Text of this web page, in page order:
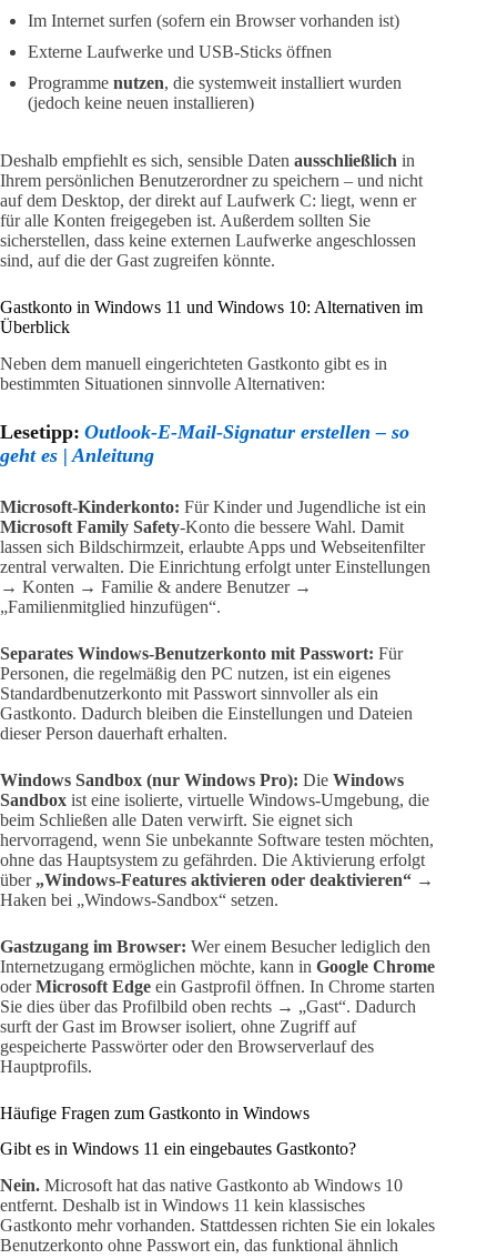
Im Internet surfen (sofern ein Browser vorhanden ist)
Externe Laufwerke und USB-Sticks öffnen
Programme nutzen, die systemweit installiert wurden
(jedoch keine neuen installieren)
Deshalb empfiehlt es sich, sensible Daten ausschließlich in
Ihrem persönlichen Benutzerordner zu speichern – und nicht
auf dem Desktop, der direkt auf Laufwerk C: liegt, wenn er
für alle Konten freigegeben ist. Außerdem sollten Sie
sicherstellen, dass keine externen Laufwerke angeschlossen
sind, auf die der Gast zugreifen könnte.
Gastkonto in Windows 11 und Windows 10: Alternativen im
Überblick
Neben dem manuell eingerichteten Gastkonto gibt es in
bestimmten Situationen sinnvolle Alternativen:
Lesetipp: Outlook-E-Mail-Signatur erstellen – so
geht es | Anleitung
Microsoft-Kinderkonto: Für Kinder und Jugendliche ist ein
Microsoft Family Safety-Konto die bessere Wahl. Damit
lassen sich Bildschirmzeit, erlaubte Apps und Webseitenfilter
zentral verwalten. Die Einrichtung erfolgt unter Einstellungen
→ Konten → Familie & andere Benutzer →
„Familienmitglied hinzufügen“.
Separates Windows-Benutzerkonto mit Passwort: Für
Personen, die regelmäßig den PC nutzen, ist ein eigenes
Standardbenutzerkonto mit Passwort sinnvoller als ein
Gastkonto. Dadurch bleiben die Einstellungen und Dateien
dieser Person dauerhaft erhalten.
Windows Sandbox (nur Windows Pro): Die Windows
Sandbox ist eine isolierte, virtuelle Windows-Umgebung, die
beim Schließen alle Daten verwirft. Sie eignet sich
hervorragend, wenn Sie unbekannte Software testen möchten,
ohne das Hauptsystem zu gefährden. Die Aktivierung erfolgt
über „Windows-Features aktivieren oder deaktivieren“ →
Haken bei „Windows-Sandbox“ setzen.
Gastzugang im Browser: Wer einem Besucher lediglich den
Internetzugang ermöglichen möchte, kann in Google Chrome
oderMicrosoft Edge ein Gastprofil öffnen. In Chrome starten
Sie dies über das Profilbild oben rechts → „Gast“. Dadurch
surft der Gast im Browser isoliert, ohne Zugriff auf
gespeicherte Passwörter oder den Browserverlauf des
Hauptprofils.
Häufige Fragen zum Gastkonto in Windows
Gibt es in Windows 11 ein eingebautes Gastkonto?
Nein. Microsoft hat das native Gastkonto ab Windows 10
entfernt. Deshalb ist in Windows 11 kein klassisches
Gastkonto mehr vorhanden. Stattdessen richten Sie ein lokales
Benutzerkonto ohne Passwort ein, das funktional ähnlich